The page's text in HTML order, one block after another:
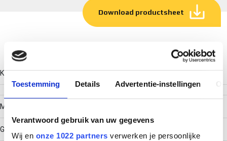
Toestemming Details Advertentie-instellingen
Verantwoord gebruik van uw gegevens
Wij en onze 1022 partners verwerken je persoonlijke
Download productsheet
Technische gegevens
Kleur
Model
Geïntegreerde verbinder